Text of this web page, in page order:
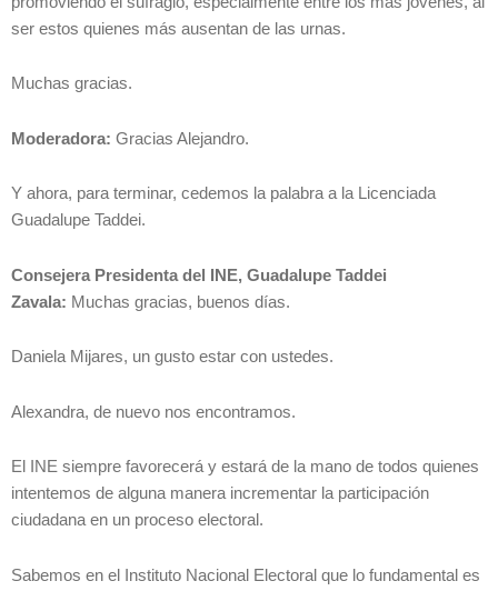
ser estos quienes más ausentan de las urnas.
Muchas gracias.
Moderadora: Gracias Alejandro.
Y ahora, para terminar, cedemos la palabra a la Licenciada
Guadalupe Taddei.
Consejera Presidenta del INE, Guadalupe Taddei
Zavala: Muchas gracias, buenos días.
Daniela Mijares, un gusto estar con ustedes.
Alexandra, de nuevo nos encontramos.
El INE siempre favorecerá y estará de la mano de todos quienes
intentemos de alguna manera incrementar la participación
ciudadana en un proceso electoral.
Sabemos en el Instituto Nacional Electoral que lo fundamental es